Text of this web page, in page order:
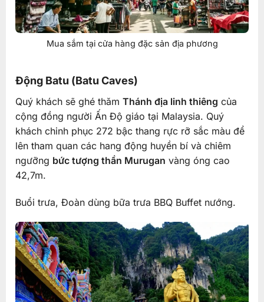
Mua sắm tại cửa hàng đặc sản địa phương
Động Batu (Batu Caves)
Quý khách sẽ ghé thăm Thánh địa linh thiêng của
cộng đồng người Ấn Độ giáo tại Malaysia. Quý
khách chinh phục 272 bậc thang rực rỡ sắc màu để
lên tham quan các hang động huyền bí và chiêm
ngưỡng bức tượng thần Murugan vàng óng cao
42,7m.
Buổi trưa, Đoàn dùng bữa trưa BBQ Buffet nướng.